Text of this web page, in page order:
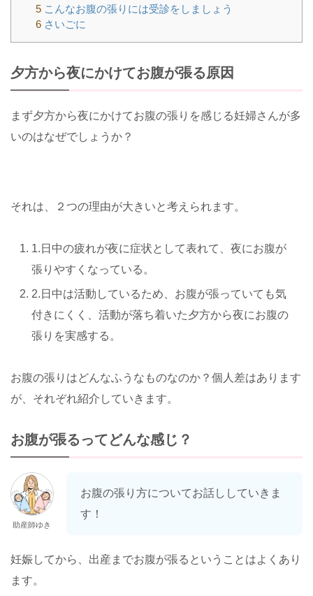
5 こんなお腹の張りには受診をしましょう
6 さいごに
夕方から夜にかけてお腹が張る原因
まず夕方から夜にかけてお腹の張りを感じる妊婦さんが多
いのはなぜでしょうか？
それは、２つの理由が大きいと考えられます。
1.日中の疲れが夜に症状として表れて、夜にお腹が
張りやすくなっている。
2.日中は活動しているため、お腹が張っていても気
付きにくく、活動が落ち着いた夕方から夜にお腹の
張りを実感する。
お腹の張りはどんなふうなものなのか？個人差はあります
が、それぞれ紹介していきます。
お腹が張るってどんな感じ？
助産師ゆき
お腹の張り方についてお話ししていきま
す！
妊娠してから、出産までお腹が張るということはよくあり
ます。